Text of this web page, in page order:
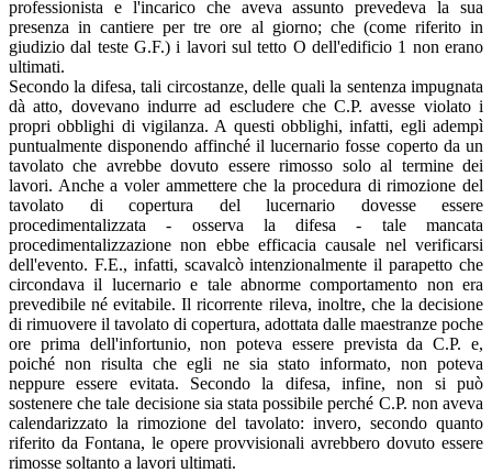
professionista e l'incarico che aveva assunto prevedeva la sua
presenza in cantiere per tre ore al giorno; che (come riferito in
giudizio dal teste G.F.) i lavori sul tetto O dell'edificio 1 non erano
ultimati.
Secondo la difesa, tali circostanze, delle quali la sentenza impugnata
dà atto, dovevano indurre ad escludere che C.P. avesse violato i
propri obblighi di vigilanza. A questi obblighi, infatti, egli adempì
puntualmente disponendo affinché il lucernario fosse coperto da un
tavolato che avrebbe dovuto essere rimosso solo al termine dei
lavori. Anche a voler ammettere che la procedura di rimozione del
tavolato di copertura del lucernario dovesse essere
procedimentalizzata - osserva la difesa - tale mancata
procedimentalizzazione non ebbe efficacia causale nel verificarsi
dell'evento. F.E., infatti, scavalcò intenzionalmente il parapetto che
circondava il lucernario e tale abnorme comportamento non era
prevedibile né evitabile. Il ricorrente rileva, inoltre, che la decisione
di rimuovere il tavolato di copertura, adottata dalle maestranze poche
ore prima dell'infortunio, non poteva essere prevista da C.P. e,
poiché non risulta che egli ne sia stato informato, non poteva
neppure essere evitata. Secondo la difesa, infine, non si può
sostenere che tale decisione sia stata possibile perché C.P. non aveva
calendarizzato la rimozione del tavolato: invero, secondo quanto
riferito da Fontana, le opere provvisionali avrebbero dovuto essere
rimosse soltanto a lavori ultimati.